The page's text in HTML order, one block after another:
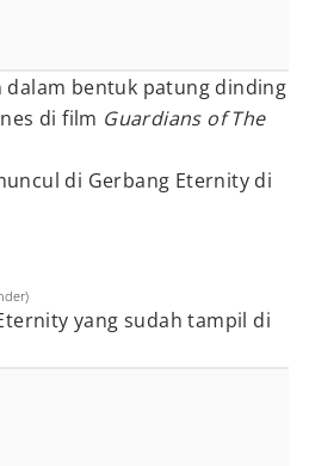
bentuk patung dinding
di film Guardians of The
di Gerbang Eternity di
yang sudah tampil di